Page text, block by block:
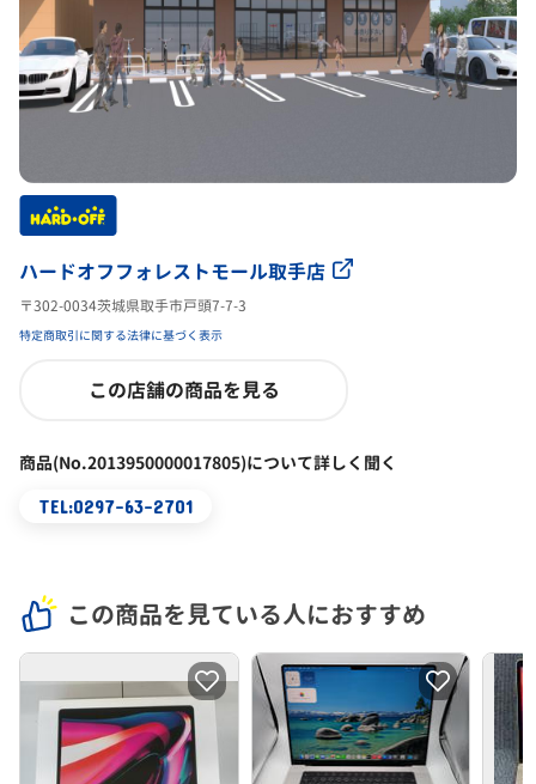
ハードオフフォレストモール取手店
〒302-0034茨城県取手市戸頭7-7-3
特定商取引に関する法律に基づく表示
この店舗の商品を見る
商品(No.2013950000017805)について詳しく聞く
TEL:0297-63-2701
この商品を見ている人におすすめ